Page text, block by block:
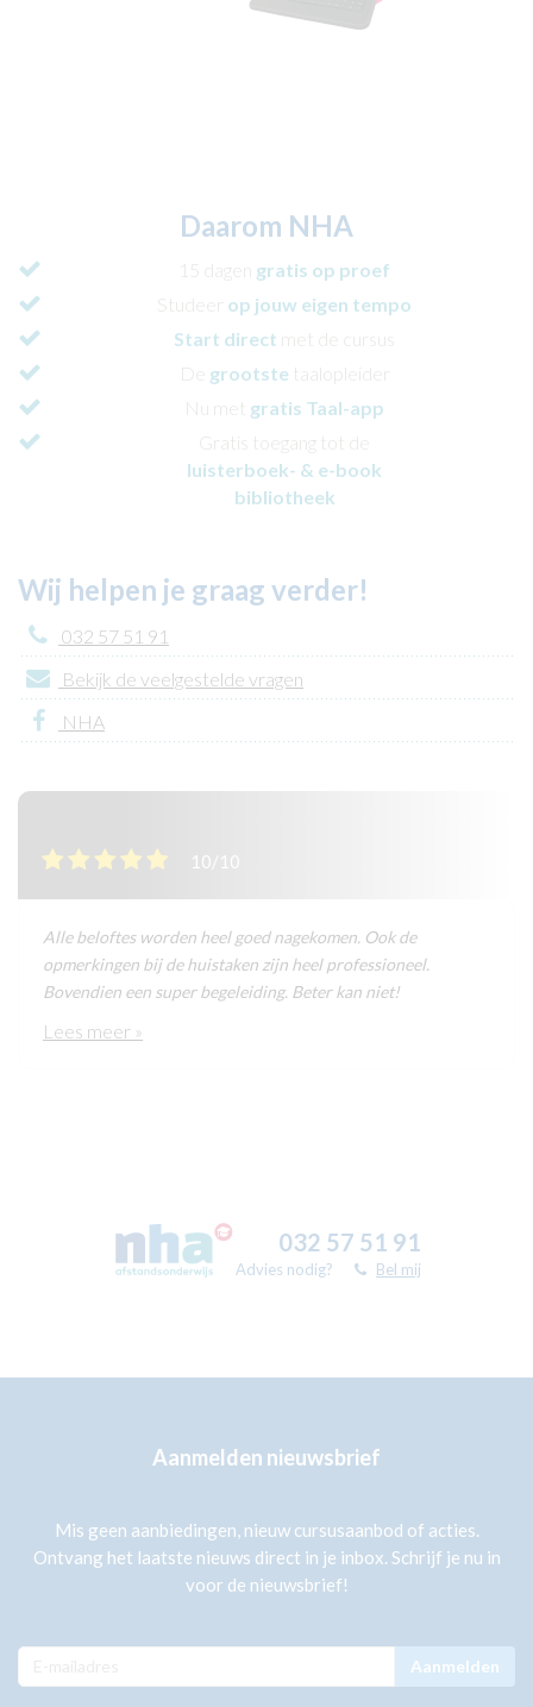
Daarom NHA
15 dagen gratis op proef
Studeer op jouw eigen tempo
Start direct met de cursus
De grootste taalopleider
Nu met gratis Taal-app
Gratis toegang tot de
luisterboek- & e-book
bibliotheek
Wij helpen je graag verder!
032 57 51 91
Bekijk de veelgestelde vragen
NHA
10/10
Alle beloftes worden heel goed nagekomen. Ook de
opmerkingen bij de huistaken zijn heel professioneel.
Bovendien een super begeleiding. Beter kan niet!
Lees meer »
032 57 51 91
Advies nodig? Bel mij
Aanmelden nieuwsbrief
Mis geen aanbiedingen, nieuw cursusaanbod of acties.
Ontvang het laatste nieuws direct in je inbox. Schrijf je nu in
voor de nieuwsbrief!
Aanmelden